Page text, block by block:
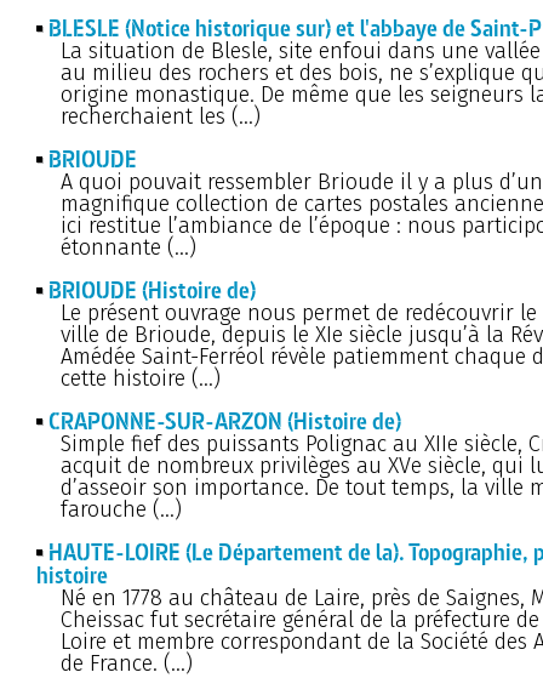
BLESLE (Notice historique sur) et l'abbaye de Saint-
La situation de Blesle, site enfoui dans une
au milieu des rochers et des bois, ne s’explique
origine monastique. De même que les seigneurs
recherchaient les (…)
BRIOUDE
A quoi pouvait ressembler Brioude il y a plus
magnifique collection de cartes postales
ici restitue l’ambiance de l’époque : nous
étonnante (…)
BRIOUDE (Histoire de)
Le présent ouvrage nous permet de redécouvrir le
ville de Brioude, depuis le XIe siècle jusqu’à la
Amédée Saint-Ferréol révèle patiemment chaque
cette histoire (…)
CRAPONNE-SUR-ARZON (Histoire de)
Simple fief des puissants Polignac au XIIe siècle,
acquit de nombreux privilèges au XVe siècle, qui
d’asseoir son importance. De tout temps, la ville
farouche (…)
HAUTE-LOIRE (Le Département de la).
histoire
Né en 1778 au château de Laire, près de Saignes,
Cheissac fut secrétaire général de la préfecture
Loire et membre correspondant de la Société des
de France. (…)